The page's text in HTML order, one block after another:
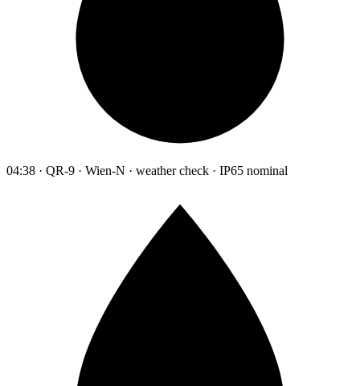
04:38 · QR-9 · Wien-N · weather check · IP65 nominal